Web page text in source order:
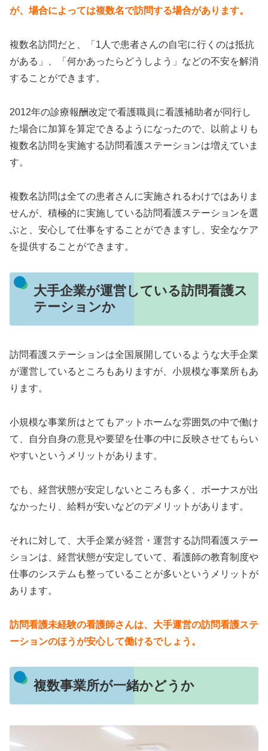
が、場合によっては複数名で訪問する場合があります。
複数名訪問だと、「1人で患者さんの自宅に行くのは抵抗
がある」、「何かあったらどうしよう」などの不安を解消
することができます。
2012年の診療報酬改定で看護職員に看護補助者が同行し
た場合に加算を算定できるようになったので、以前よりも
複数名訪問を実施する訪問看護ステーションは増えていま
す。
複数名訪問は全ての患者さんに実施されるわけではありま
せんが、積極的に実施している訪問看護ステーションを選
ぶと、安心して仕事をすることができますし、安全なケア
を提供することができます。
大手企業が運営している訪問看護ス
テーションか
訪問看護ステーションは全国展開しているような大手企業
が運営しているところもありますが、小規模な事業所もあ
ります。
小規模な事業所はとてもアットホームな雰囲気の中で働け
て、自分自身の意見や要望を仕事の中に反映させてもらい
やすいというメリットがあります。
でも、経営状態が安定しないところも多く、ボーナスが出
なかったり、給料が安いなどのデメリットがあります。
それに対して、大手企業が経営・運営する訪問看護ステー
ションは、経営状態が安定していて、看護師の教育制度や
仕事のシステムも整っていることが多いというメリットが
あります。
訪問看護未経験の看護師さんは、大手運営の訪問看護ステ
ーションのほうが安心して働けるでしょう。
複数事業所が一緒かどうか